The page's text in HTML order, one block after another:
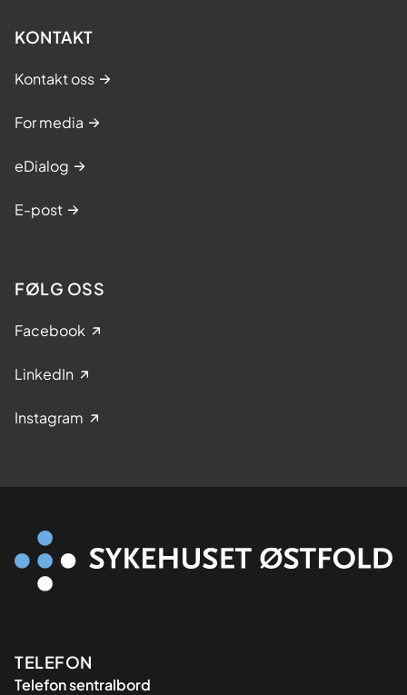
KONTAKT
Kontakt oss
For media
eDialog
E-post
FØLG OSS
Facebook
LinkedIn
Instagram
Kontaktinformasjon
TELEFON
Telefon sentralbord